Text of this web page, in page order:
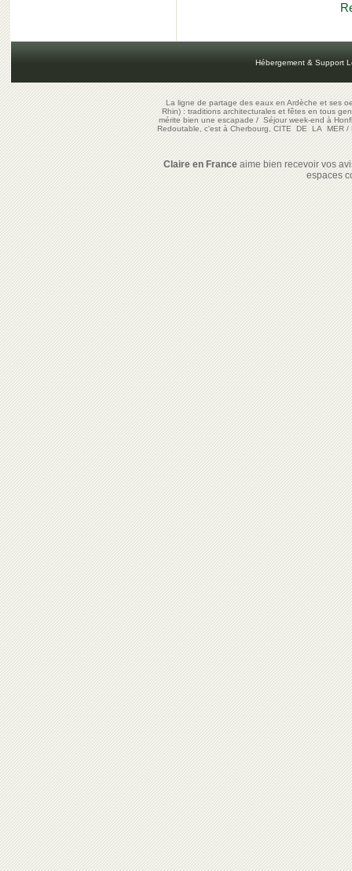
Hébergement & Support
La ligne de partage des eaux en Ardèche et ses
Rhin) : traditions architecturales et fêtes en tous
mérite bien une escapade/Séjour week-end à
Redoutable, c'est à Cherbourg, CITE DE LA MER/
Claire en Franceaime bien recevoir vos
espaces